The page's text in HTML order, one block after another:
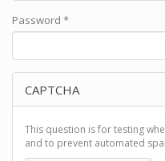
Password *
CAPTCHA
This question is for testing
and to prevent automated